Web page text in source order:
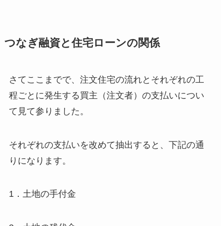
つなぎ融資と住宅ローンの関係
さてここまでで、注文住宅の流れとそれぞれの工
程ごとに発生する買主（注文者）の支払いについ
て見て参りました。
それぞれの支払いを改めて抽出すると、下記の通
りになります。
1．土地の手付金